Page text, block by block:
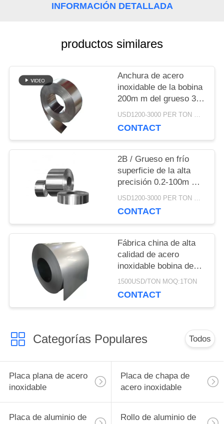
SOLICITAR
UNA
DEL
SITIO
POLICY
INFORMACIÓN DETALLADA
productos similares
Anchura de acero
inoxidable de la bobina
200m m del grueso 316
del borde 1m m del
USD1200-3000 PER TON MOQ:1Ton
CONTACT
2B / Grueso en frío
superficie de la alta
precisión 0.2-100m m
de la hoja de acero deUSD1200-3000 PER TON MOQ:1TON
CONTACT
Fábrica china de alta
calidad de acero
inoxidable bobina de
acero inoxidable
1500USD/TON MOQ:1TON
CONTACT
Categorías Populares Todos
Placa plana de acero
inoxidable
Placa de chapa de
acero inoxidable
Placa de aluminio de Rollo de aluminio de